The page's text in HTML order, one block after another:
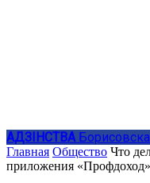
АДЗIНСТВА
Главная Общество Что
приложения «Профдоход»